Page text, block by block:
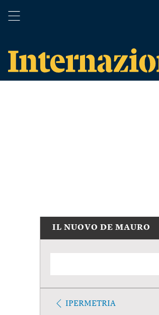
IL NUOVO DE MAURO
IPERMETRIA